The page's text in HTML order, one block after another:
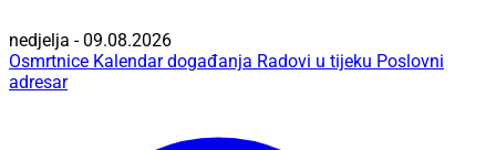
nedjelja - 09.08.2026
Osmrtnice Kalendar događanja Radovi u tijeku Poslovni
adresar